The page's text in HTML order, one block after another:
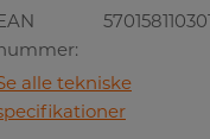
alle tekniske